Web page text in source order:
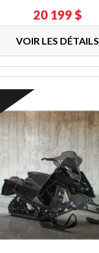
20 199 $
VOIR LES DÉTAILS